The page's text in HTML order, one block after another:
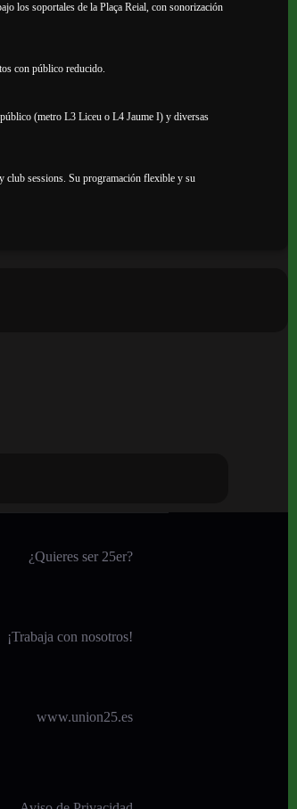
los soportales de la Plaça Reial, con sonorización
con público reducido.
(metro L3 Liceu o L4 Jaume I) y diversas
club sessions. Su programación flexible y su
¿Quieres ser 25er?
¡Trabaja con nosotros!
www.union25.es